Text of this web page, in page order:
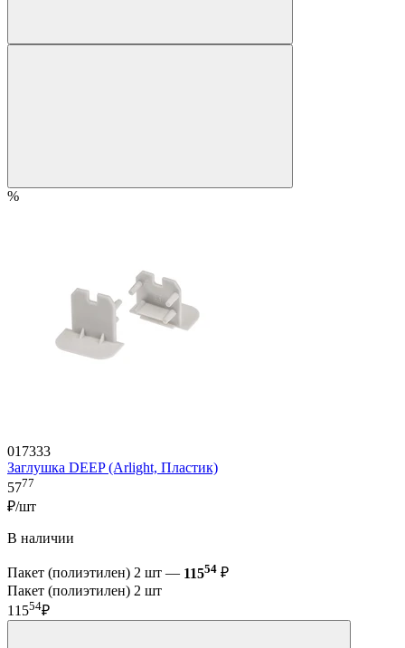
%
017333
Заглушка DEEP (Arlight, Пластик)
5777
₽/шт
В наличии
Пакет (полиэтилен) 2 шт — 11554 ₽
Пакет (полиэтилен) 2 шт
11554₽